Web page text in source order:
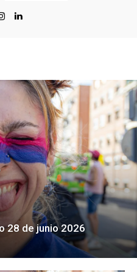
28 de junio 2026